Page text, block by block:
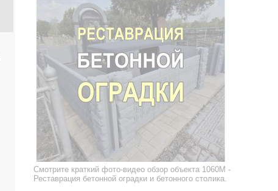
Смотрите краткий фото-видео обзор объекта 1060M -
Реставрация бетонной оградки и бетонного столика.